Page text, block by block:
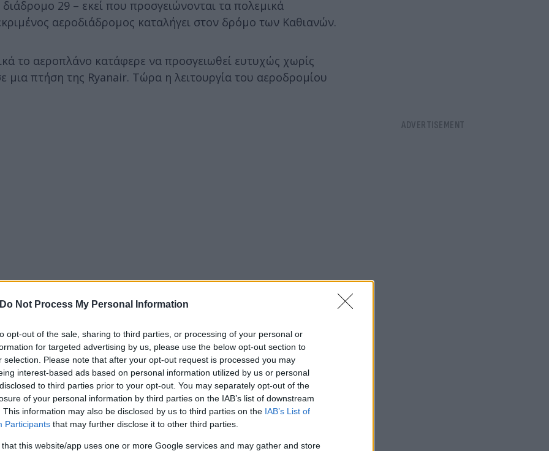
Do Not Process My Personal Information
opt-out of the sale, sharing to third parties, or processing of your personal or
for targeted advertising by us, please use the below opt-out section to
selection. Please note that after your opt-out request is processed you may
interest-based ads based on personal information utilized by us or personal
to third parties prior to your opt-out. You may separately opt-out of the
of your personal information by third parties on the IAB’s list of downstream
This information may also be disclosed by us to third parties on the IAB’s List of
Participants that may further disclose it to other third parties.
that this website/app uses one or more Google services and may gather and store
29 – εκεί που προσγειώνονται τα πολεμικά
αεροδιάδρομος καταλήγει στον δρόμο των Καθιανών.
το αεροπλάνο κατάφερε να προσγειωθεί ευτυχώς χωρίς
πτήση της Ryanair. Τώρα η λειτουργία του αεροδρομίου
Flash.grστην αναζήτηση τηςGoogle